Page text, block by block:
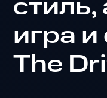
стиль,
игра
The